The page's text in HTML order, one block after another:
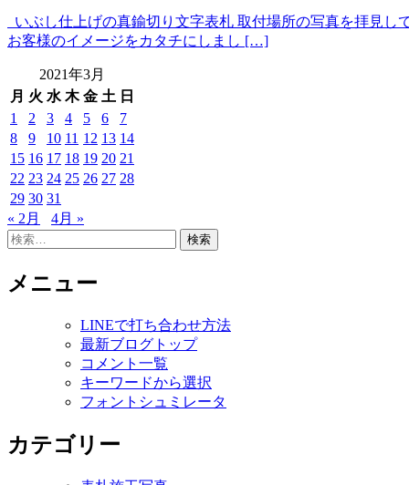
いぶし仕上げの真鍮切り文字表札 取付場所の写真を拝見
お客様のイメージをカタチにしまし […]
2021年3月
月 火 水 木 金 土 日
1
2 3 4 5 6
7
8
9 10 11 12 13 14
15 16 17 18 19 20 21
22 23 24 25 26 27 28
29 30 31
« 2月
4月 »
検
メニュー
LINEで打ち合わせ方法
最新ブログトップ
コメント一覧
キーワードから選択
フォントシュミレータ
カテゴリー